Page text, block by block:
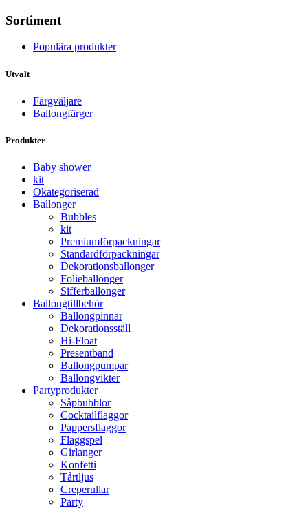
Sortiment
Populära produkter
Utvalt
Färgväljare
Ballongfärger
Produkter
Baby shower
kit
Okategoriserad
Ballonger
Bubbles
kit
Premium­förpackningar
Standard­­förpackningar
Dekorations­ballonger
Folie­­­ballonger
Siffer­­ballonger
Ballong­tillbehör
Ballongpinnar
Dekorationsställ
Hi-Float
Presentband
Ballongpumpar
Ballong­vikter
Party­­produkter
Såpbubblor
Cocktail­flaggor
Pappers­flaggor
Flaggspel
Girlanger
Konfetti
Tårtljus
Creperullar
Party